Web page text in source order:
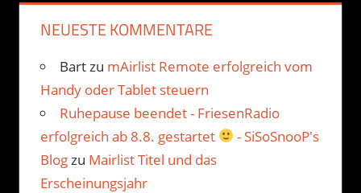
NEUESTE KOMMENTARE
Bartzu mAirlist Remote erfolgreich vom
Handy oder Tablet steuern
Ruhepause beendet - FriesenRadio
erfolgreich ab 8.8. gestartet
- SiSoSnooP's
Blogzu Mairlist Titel und das
Erscheinungsjahr